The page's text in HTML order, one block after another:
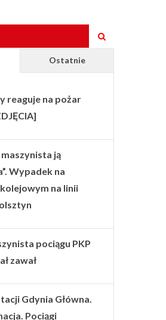
Ostatnie
reaguje na pożar
maszynista ją
Wypadek na
na linii
pociągu PKP
zawał
Gdynia Główna.
Pociągi